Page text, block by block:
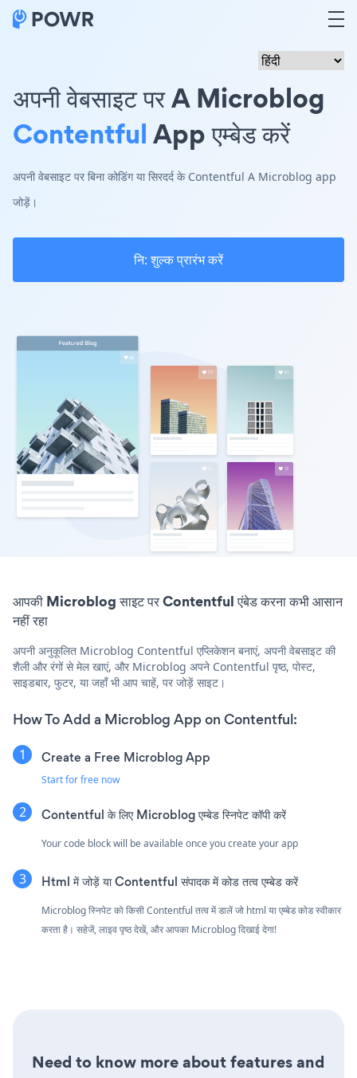
अपनी वेबसाइट पर A Microblog
ContentfulApp एम्बेड करें
अपनी वेबसाइट पर बिना कोडिंग या सिरदर्द के Contentful A Microblog app
जोड़ें।
नि: शुल्क प्रारंभ करें
आपकी Microblog साइट पर Contentful एंबेड करना कभी आसान
नहीं रहा
अपनी अनुकूलित Microblog Contentful एप्लिकेशन बनाएं, अपनी वेबसाइट की
शैली और रंगों से मेल खाएं, और Microblog अपने Contentful पृष्ठ, पोस्ट,
साइडबार, फुटर, या जहाँ भी आप चाहें, पर जोड़ें साइट।
How To Add a Microblog App on Contentful:
Create a Free Microblog App
Start for free now
Contentful के लिए Microblog एम्बेड स्निपेट कॉपी करें
Your code block will be available once you create your app
Html में जोड़ें या Contentful संपादक में कोड तत्व एम्बेड करें
Microblog स्निपेट को किसी Contentful तत्व में डालें जो html या एम्बेड कोड स्वीकार
करता है। सहेजें, लाइव पृष्ठ देखें, और आपका Microblog दिखाई देगा!
Need to know more about features and